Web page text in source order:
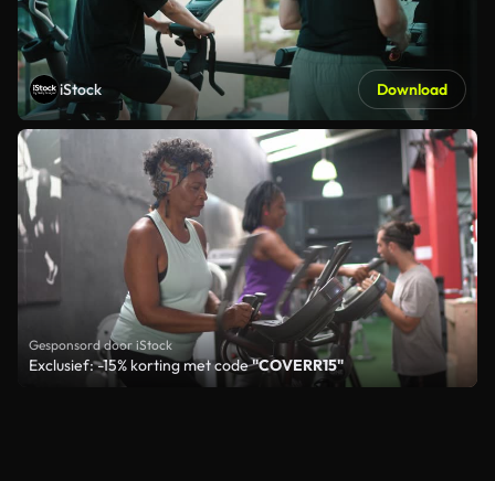
iStock Download
Gesponsord door iStock
Exclusief: -15% korting met code"COVERR15"